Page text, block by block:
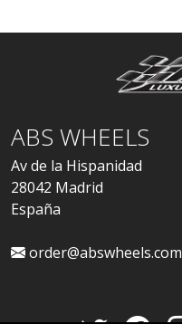
ABS WHEELS
Av de la Hispanidad
28042 Madrid
España
order@abswheels.com